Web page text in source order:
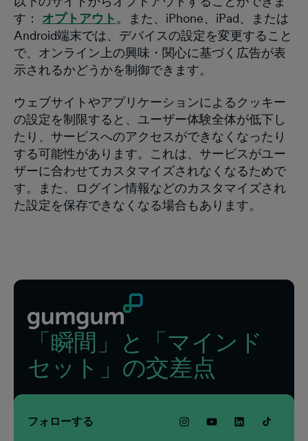
す： オプトアウト 。また、iPhone、iPad、または
Android端末では、デバイスの設定を変更すること
で、オンライン上の興味・関心に基づく広告が表
示されるかどうかを制御できます。
ウェブサイトやアプリケーションによるクッキー
の設定を制限すると、ユーザー体験全体が低下し
たり、サービスへのアクセスができなくなったり
する可能性があります。これは、サービスがユー
ザーに合わせてカスタマイズされなくなるためで
す。また、ログイン情報などのカスタマイズされ
た設定を保存できなくなる場合もあります。
「瞬間」と「マインド
セット」の交差点
フォローする